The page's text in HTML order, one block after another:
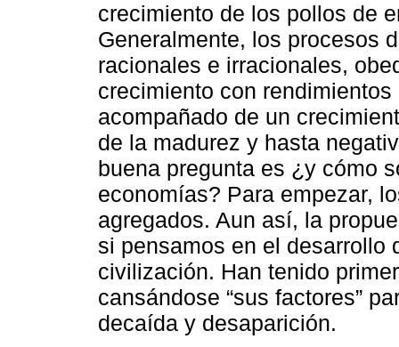
crecimiento de los pollos de
Generalmente, los procesos
racionales e irracionales,
crecimiento con
acompañado de un
de la madurez y hasta
buena pregunta es ¿y cómo
economías? Para empezar,
agregados. Aun así, la
si pensamos en el desarrollo
civilización. Han tenido
cansándose “sus factores”
decaída y desaparición.